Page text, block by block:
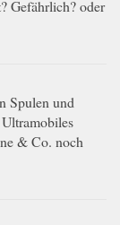
Gefährlich? oder
Spulen und
& Co. noch